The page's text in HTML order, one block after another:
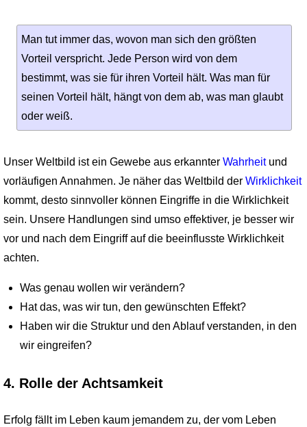
Man tut immer das, wovon man sich den größten
Vorteil verspricht. Jede Person wird von dem
bestimmt, was sie für ihren Vorteil hält. Was man für
seinen Vorteil hält, hängt von dem ab, was man glaubt
oder weiß.
Unser Weltbild ist ein Gewebe aus erkannter Wahrheitund
vorläufigen Annahmen. Je näher das Weltbild der Wirklichkeit
kommt, desto sinnvoller können Eingriffe in die Wirklichkeit
sein. Unsere Handlungen sind umso effektiver, je besser wir
vor und nach dem Eingriff auf die beeinflusste Wirklichkeit
achten.
Was genau wollen wir verändern?
Hat das, was wir tun, den gewünschten Effekt?
Haben wir die Struktur und den Ablauf verstanden, in den
wir eingreifen?
4. Rolle der Achtsamkeit
Erfolg fällt im Leben kaum jemandem zu, der vom Leben